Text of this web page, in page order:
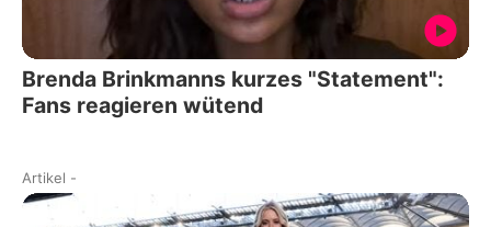
Brenda Brinkmanns kurzes "Statement":
Fans reagieren wütend
Artikel -